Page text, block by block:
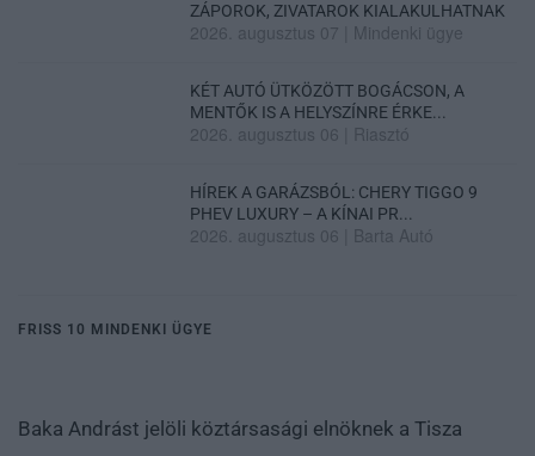
ZÁPOROK, ZIVATAROK KIALAKULHATNAK
2026. augusztus 07 Mindenki ügye
KÉT AUTÓ ÜTKÖZÖTT BOGÁCSON, A
MENTŐK IS A HELYSZÍNRE ÉRKE...
2026. augusztus 06 Riasztó
HÍREK A GARÁZSBÓL: CHERY TIGGO 9
PHEV LUXURY – A KÍNAI PR...
2026. augusztus 06 Barta Autó
FRISS 10 MINDENKI ÜGYE
Baka Andrást jelöli köztársasági elnöknek a Tisza